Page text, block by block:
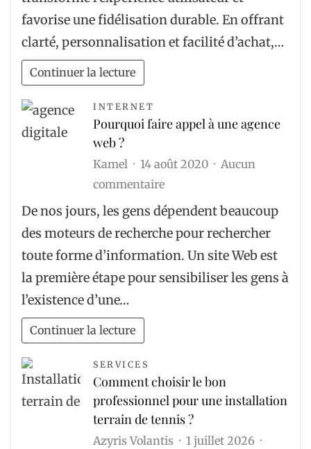
catalogue
Lyon
triple
favorise une fidélisation durable. En offrant
clarté, personnalisation et facilité d’achat,…
Continuer la lecture
INTERNET
Pourquoi faire appel à une agence
web ?
Kamel 14 août 2020
Aucun
commentairesur
Pourquoi
appel
à
une
De nos jours, les gens dépendent beaucoup
des moteurs de recherche pour rechercher
toute forme d’information. Un site Web est
la première étape pour sensibiliser les gens à
l’existence d’une…
Continuer la lecture
SERVICES
Comment choisir le bon
professionnel pour une installation
terrain de tennis ?
Azyris Volantis
1 juillet 2026